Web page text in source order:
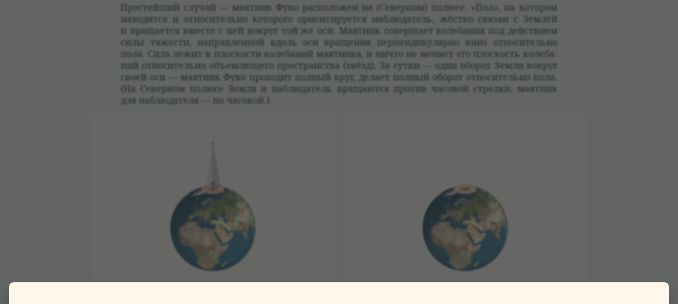
Про­стейший слу­чай — маят­ник Фуко рас­по­ложен на (Север­ном) полюсе. «Пол», на кото­ром
нахо­дится и отно­си­тельно кото­рого ори­ен­ти­ру­ется наблю­да­тель, жёстко свя­зан с Зем­лёй
и враща­ется вме­сте с ней вокруг той же оси. Маят­ник совершает коле­ба­ния под действием
силы тяже­сти, направ­лен­ной вдоль оси враще­ния перпен­ди­ку­лярно вниз отно­си­тельно
пола. Сила лежит в плос­ко­сти коле­ба­ний маят­ника, и ничто не меняет его плос­кость коле­ба­
ний отно­си­тельно объем­лющего про­стран­ства (звёзд). За сутки — один обо­рот Земли вокруг
своей оси — маят­ник Фуко про­хо­дит пол­ный круг, делает пол­ный обо­рот отно­си­тельно пола.
(На Север­ном полюсе Земля и наблю­да­тель вращаются про­тив часо­вой стрелки, маят­ник
для наблю­да­теля — по часо­вой.)